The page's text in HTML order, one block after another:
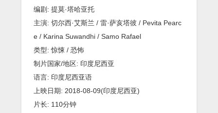
印
尼
新
恐
怖
电
影
编剧: 提莫·塔哈亚托
主演: 切尔西·艾斯兰 / 雷·萨亥塔彼 / Pevita Pearc
e / Karina Suwandhi / Samo Rafael
类型: 惊悚 / 恐怖
制片国家/地区: 印度尼西亚
语言: 印度尼西亚语
上映日期: 2018-08-09(印度尼西亚)
片长: 110分钟